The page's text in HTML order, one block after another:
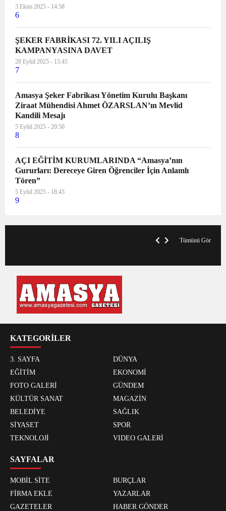
3 Ekim 2025 - 14:58
6
ŞEKER FABRİKASI 72. YILI AÇILIŞ
KAMPANYASINA DAVET
28 Eylül 2025 - 15:45
7
Amasya Şeker Fabrikası Yönetim Kurulu Başkanı
Ziraat Mühendisi Ahmet ÖZARSLAN’ın Mevlid
Kandili Mesajı
5 Eylül 2025 - 20:50
8
AÇI EĞİTİM KURUMLARINDA “Amasya’nın
Gururları: Dereceye Giren Öğrenciler İçin Anlamlı
Tören”
5 Eylül 2025 - 18:45
9
Tümünü Gör
KATEGORİLER
3. SAYFA
DÜNYA
EĞİTİM
EKONOMİ
FOTO GALERİ
GÜNDEM
KÜLTÜR SANAT
MAGAZİN
BELEDİYE
SAĞLIK
SİYASET
SPOR
TEKNOLOJİ
VIDEO GALERİ
SAYFALAR
MOBİL SİTE
BURÇLAR
FİRMA EKLE
YAZARLAR
GAZETELER
HABER GÖNDER